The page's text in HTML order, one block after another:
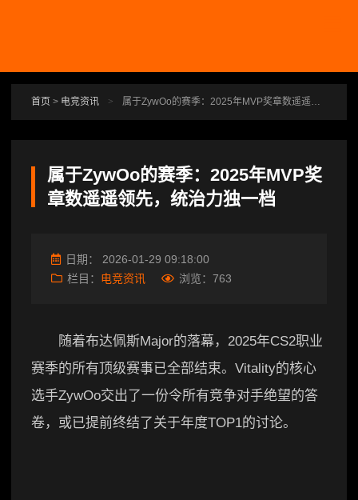
首页 > 电竞资讯 > 属于ZywOo的赛季：2025年MVP奖章数遥遥领先，统治力独一档
属于ZywOo的赛季：2025年MVP奖
章数遥遥领先，统治力独一档
日期： 2026-01-29 09:18:00
栏目： 电竞资讯 浏览： 763
随着布达佩斯Major的落幕，2025年CS2职业
赛季的所有顶级赛事已全部结束。Vitality的核心
选手ZywOo交出了一份令所有竞争对手绝望的答
卷，或已提前终结了关于年度TOP1的讨论。